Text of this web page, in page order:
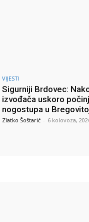
VIJESTI
Sigurniji Brdovec:
izvođača uskoro
nogostupa u
Zlatko Šoštarić - 6 kolovoza,